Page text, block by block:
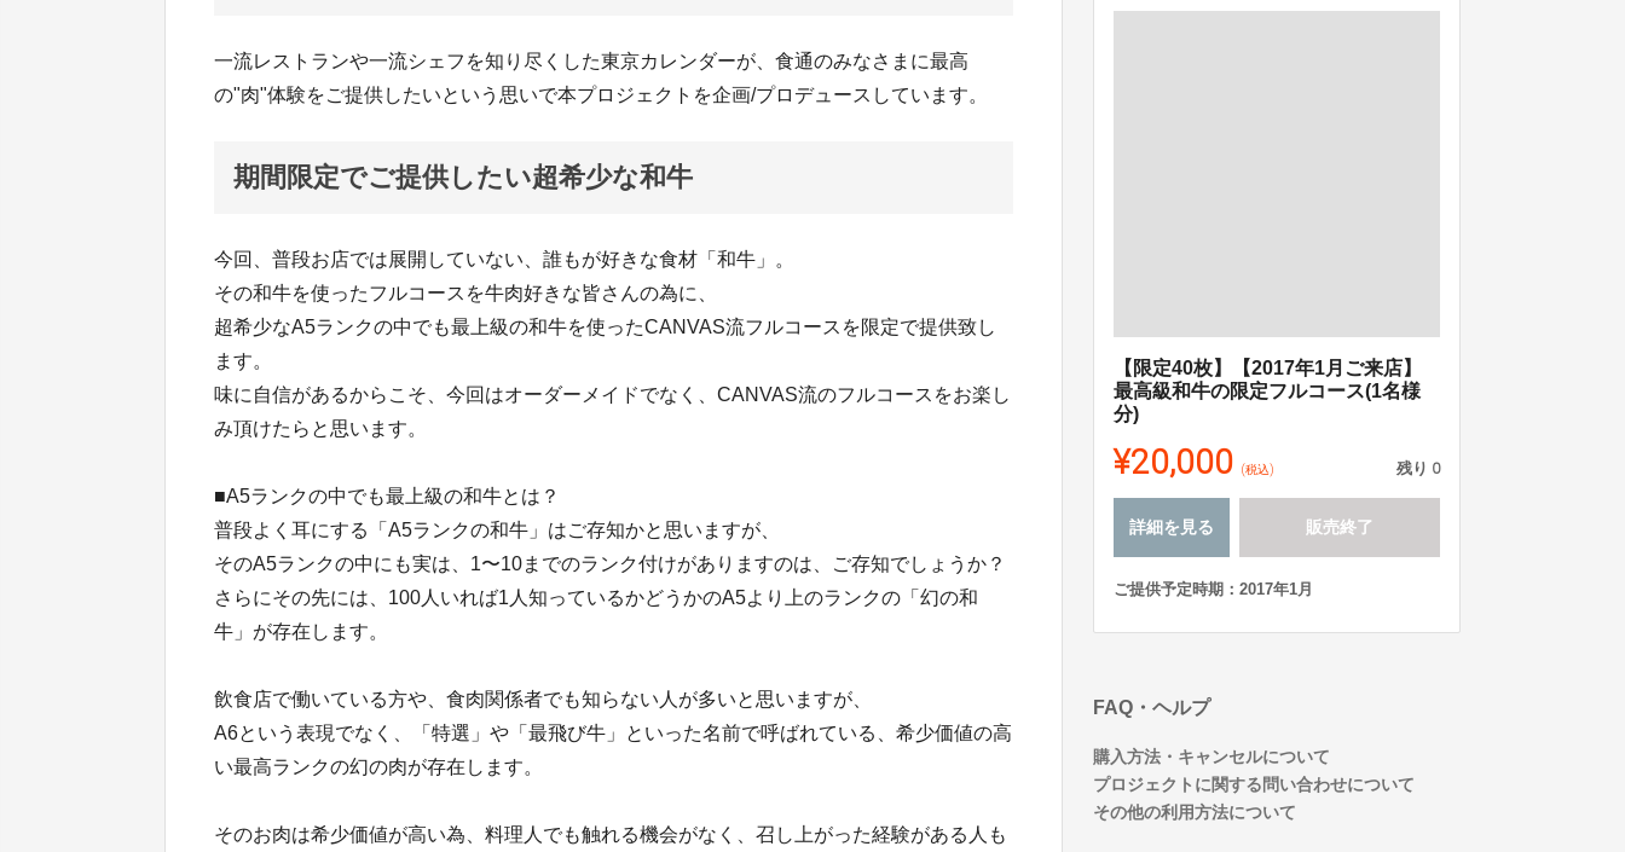
一流レストランや一流シェフを知り尽くした東京カレンダーが、食通のみなさまに最高
の"肉"体験をご提供したいという思いで本プロジェクトを企画/プロデュースしています。
期間限定でご提供したい超希少な和牛
今回、普段お店では展開していない、誰もが好きな食材「和牛」。
その和牛を使ったフルコースを牛肉好きな皆さんの為に、
超希少なA5ランクの中でも最上級の和牛を使ったCANVAS流フルコースを限定で提供致し
ます。
味に自信があるからこそ、今回はオーダーメイドでなく、CANVAS流のフルコースをお楽し
み頂けたらと思います。
■A5ランクの中でも最上級の和牛とは？
普段よく耳にする「A5ランクの和牛」はご存知かと思いますが、
そのA5ランクの中にも実は、1〜10までのランク付けがありますのは、ご存知でしょうか？
さらにその先には、100人いれば1人知っているかどうかのA5より上のランクの「幻の和
牛」が存在します。
飲食店で働いている方や、食肉関係者でも知らない人が多いと思いますが、
A6という表現でなく、「特選」や「最飛び牛」といった名前で呼ばれている、希少価値の高
い最高ランクの幻の肉が存在します。
そのお肉は希少価値が高い為、料理人でも触れる機会がなく、召し上がった経験がある人も
【限定40枚】【2017年1月ご来店】
最高級和牛の限定フルコース(1名様
分)
¥20,000 (税込) 残り 0
詳細を見る 販売終了
ご提供予定時期：2017年1月
FAQ・ヘルプ
購入方法・キャンセルについて
プロジェクトに関する問い合わせについて
その他の利用方法について